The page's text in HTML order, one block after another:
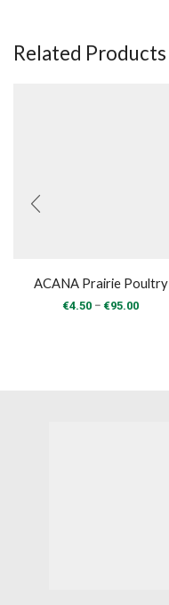
Related Products
ACANA Prairie Poultry
€4.50 – €95.00Price